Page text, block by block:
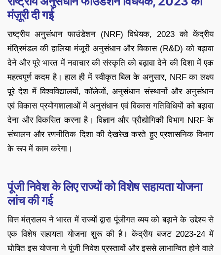
मंज़ूरी दी गई
राष्ट्रीय अनुसंधान फाउंडेशन (NRF) विधेयक, 2023 को केंद्रीय
मंत्रिमंडल की हालिया मंजूरी अनुसंधान और विकास (R&D) को बढ़ावा
देने और पूरे भारत में नवाचार की संस्कृति को बढ़ावा देने की दिशा में एक
महत्वपूर्ण कदम है। हाल ही में स्वीकृत बिल के अनुसार, NRF का लक्ष्य
पूरे देश में विश्वविद्यालयों, कॉलेजों, अनुसंधान संस्थानों और अनुसंधान
एवं विकास प्रयोगशालाओं में अनुसंधान एवं विकास गतिविधियों को बढ़ावा
देना और विकसित करना है। विज्ञान और प्रौद्योगिकी विभाग NRF के
संचालन और रणनीतिक दिशा की देखरेख करते हुए प्रशासनिक विभाग
के रूप में काम करेगा।
पूंजी निवेश के लिए राज्यों को विशेष सहायता योजना
लांच की गई
वित्त मंत्रालय ने भारत में राज्यों द्वारा पूंजीगत व्यय को बढ़ाने के उद्देश्य से
एक विशेष सहायता योजना शुरू की है। केंद्रीय बजट 2023-24 में
घोषित इस योजना ने पूंजी निवेश प्रस्तावों और इससे लाभान्वित होने वाले